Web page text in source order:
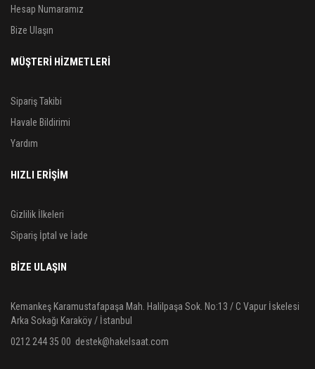
Hesap Numaramız
Bize Ulaşın
MÜŞTERİ HİZMETLERİ
Sipariş Takibi
Havale Bildirimi
Yardım
HIZLI ERİŞİM
Gizlilik İlkeleri
Sipariş İptal ve İade
BIZE ULAŞIN
Kemankeş Karamustafapaşa Mah. Halilpaşa Sok. No:13 / C Vapur İskelesi
Arka Sokağı Karaköy / İstanbul
0212 244 35 00 destek@hakelsaat.com